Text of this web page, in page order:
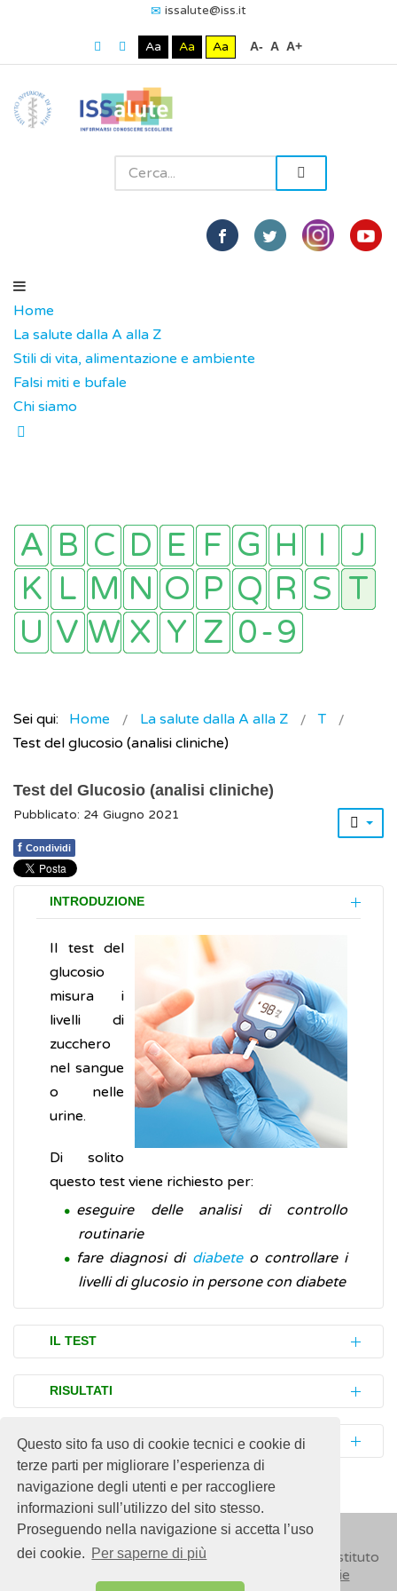
Questo sito fa uso di cookie tecnici e cookie di
terze parti per migliorare l’esperienza di
navigazione degli utenti e per raccogliere
informazioni sull’utilizzo del sito stesso.
Proseguendo nella navigazione si accetta l’uso
dei cookie. Per saperne di più
issalute@iss.it
Aa Aa Aa A- A A+
Home
La salute dalla A alla Z
Stili di vita, alimentazione e ambiente
Falsi miti e bufale
Chi siamo
Sei qui: Home La salute dalla A alla Z
T
Test del glucosio (analisi cliniche)
Test del Glucosio (analisi cliniche)
Pubblicato: 24 Giugno 2021
f Condividi
INTRODUZIONE
Il test del
glucosio
misura i
livelli di
zucchero
nel sangue
o nelle
urine.
Di solito
questo test viene richiesto per:
eseguire delle analisi di controllo
routinarie
fare diagnosi di diabeteo controllare i
livelli di glucosio in persone con diabete
IL TEST
Il test del glucosio misura i livelli di glucosio
nel sangue (glicemia) o nelle urine
(glicosuria). Nella maggior parte dei casi, il
test del glucosio viene eseguito sul sangue.
In generale, nelle persone sane l'esame è
prescritto dal medico in occasione di
controlli periodici oppure in casi di sospetta
(glicemia più alta del normale) o
RISULTATI
Altilivelli di glucosionel sangue indicano,
nella maggior parte dei casi, la presenza di
diabete.
Valori di riferimento del glucosio nel
sangue:
Ipoglicemia Glicemia inferiore a 60 mg/dl
BIBLIOGRAFIA
Associazione Medici Diabetologi (AMD) -
Società Italiana di Diabetologia
(SID)Standard italiani per la cura del diabete
mellito
© 2018ISSalute - Sito sviluppato e gestito dall’Istituto
Cookie